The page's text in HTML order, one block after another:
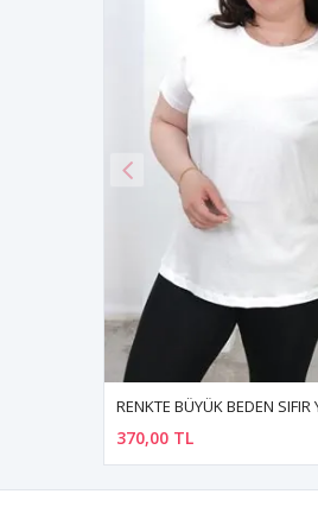
370,00 TL